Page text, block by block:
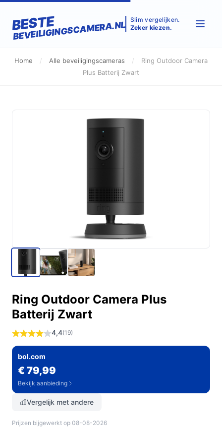
BESTE
BEVEILIGINGSCAMERA.NL Slim vergelijken.
Zeker kiezen.
Home / Alle beveiligingscameras /
Ring Outdoor Camera
Plus Batterij Zwart
Ring Outdoor Camera Plus
Batterij Zwart
4,4(19)
bol.com
€ 79,99
Bekijk aanbieding
Vergelijk met andere
Prijzen bijgewerkt op 08-08-2026